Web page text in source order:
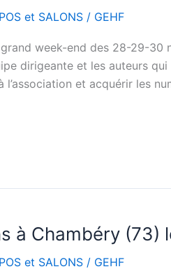
et SALONS / GEHF
week-end des 28-29-30
dirigeante et les auteurs
l’association et acquérir les
à Chambéry (73)
et SALONS / GEHF